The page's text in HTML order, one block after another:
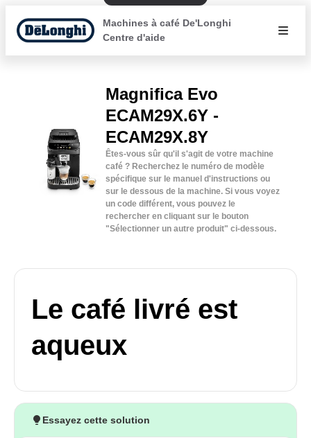
Machines à café De'Longhi
Centre d'aide
Magnifica Evo
ECAM29X.6Y -
ECAM29X.8Y
Êtes-vous sûr qu'il s'agit de votre machine
café ? Recherchez le numéro de modèle
spécifique sur le manuel d'instructions ou
sur le dessous de la machine. Si vous voyez
un code différent, vous pouvez le
rechercher en cliquant sur le bouton
"Sélectionner un autre produit" ci-dessous.
Le café livré est
aqueux
Essayez cette solution